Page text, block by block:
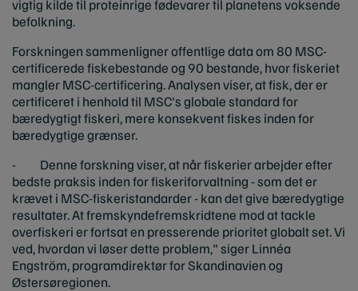
vigtig kilde til proteinrige fødevarer til planetens voksende
befolkning.
Forskningen sammenligner offentlige data om 80 MSC-
certificerede fiskebestande og 90 bestande, hvor fiskeriet
mangler MSC-certificering. Analysen viser, at fisk, der er
certificeret i henhold til MSC's globale standard for
bæredygtigt fiskeri, mere konsekvent fiskes inden for
bæredygtige grænser.
- Denne forskning viser, at når fiskerier arbejder efter
bedste praksis inden for fiskeriforvaltning - som det er
krævet i MSC-fiskeristandarder - kan det give bæredygtige
resultater. At fremskyndefremskridtene mod at tackle
overfiskeri er fortsat en presserende prioritet globalt set. Vi
ved, hvordan vi løser dette problem," siger Linnéa
Engström, programdirektør for Skandinavien og
Østersøregionen.